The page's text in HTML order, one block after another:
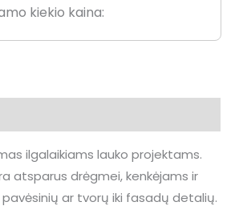
kiekio kaina:
ilgalaikiams lauko projektams.
atsparus drėgmei, kenkėjams ir
ar tvorų iki fasadų detalių.